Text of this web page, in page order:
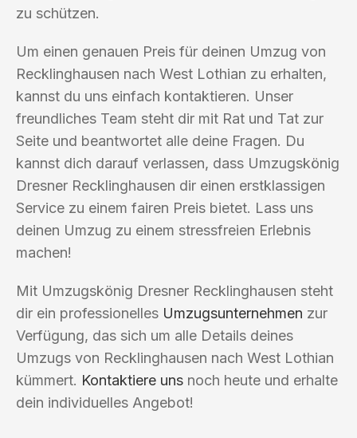
zu schützen.
Um einen genauen Preis für deinen Umzug von
Recklinghausen nach West Lothian zu erhalten,
kannst du uns einfach kontaktieren. Unser
freundliches Team steht dir mit Rat und Tat zur
Seite und beantwortet alle deine Fragen. Du
kannst dich darauf verlassen, dass Umzugskönig
Dresner Recklinghausen dir einen erstklassigen
Service zu einem fairen Preis bietet. Lass uns
deinen Umzug zu einem stressfreien Erlebnis
machen!
Mit Umzugskönig Dresner Recklinghausen steht
dir ein professionelles Umzugsunternehmen zur
Verfügung, das sich um alle Details deines
Umzugs von Recklinghausen nach West Lothian
kümmert. Kontaktiere uns noch heute und erhalte
dein individuelles Angebot!